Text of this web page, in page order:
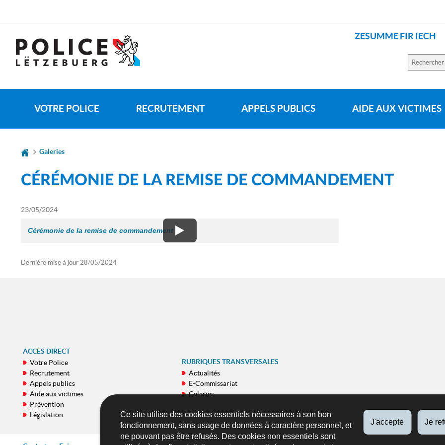
Ce site utilise des cookies essentiels nécessaires à son bon
fonctionnement, sans usage de données à caractère personnel, et
ne pouvant pas être refusés. Des cookies non essentiels sont
J'accepte Je
navigation
ZESUMME FIR IECH
VOTRE POLICE RECRUTEMENT APPELS PUBLICS AIDE AUX VICTIMES
sur
site
Galeries
CÉRÉMONIE DE LA REMISE DE COMMANDEMENT
23/05/2024
Cérémonie de la remise de commandement
Dernière mise à jour 28/05/2024
ACCÈS DIRECT
Votre Police
Recrutement
Appels publics
Aide aux victimes
Prévention
Législation
RUBRIQUES TRANSVERSALES
Actualités
E-Commissariat
Galeries
Application mobile
Facebook
Youtube